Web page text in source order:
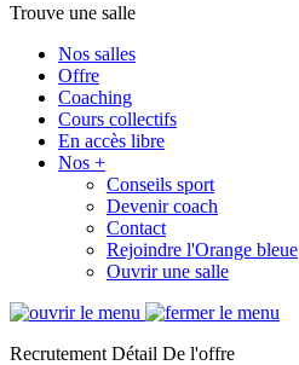
Trouve une salle
Nos salles
Offre
Coaching
Cours collectifs
En accès libre
Nos +
Conseils sport
Devenir coach
Contact
Rejoindre l'Orange bleue
Ouvrir une salle
Recrutement Détail De l'offre